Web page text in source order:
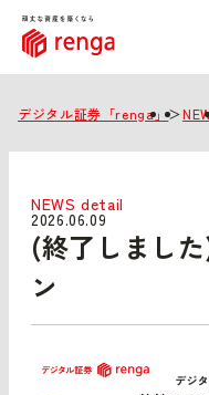
デジタル証券「renga」＞
NEWS detail
2026.06.09
(終了しまし
ン